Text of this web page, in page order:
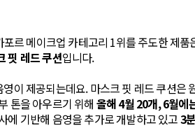
르 메이크업 카테고리 1위를 주도한 제품
핏 레드 쿠션입니다.
이 제공되는데요. 마스크 핏 레드 쿠션은
톤을 아우르기 위해 올해 4월 20개, 6월에
에 기반해 음영을 추가로 개발하고 있고3